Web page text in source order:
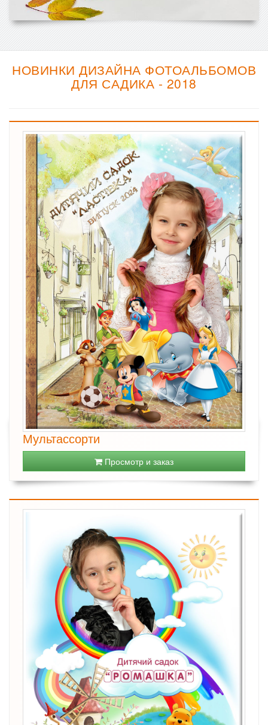
НОВИНКИ ДИЗАЙНА ФОТОАЛЬБОМОВ
ДЛЯ САДИКА - 2018
Мультассорти
Просмотр и заказ